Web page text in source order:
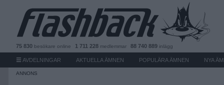
75 830 besökare online 1 711 228 medlemmar 88 740 889 inlägg
AVDELNINGAR AKTUELLA ÄMNEN POPULÄRA ÄMNEN NYA